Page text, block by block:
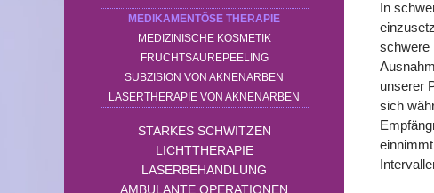
MEDIKAMENTÖSE THERAPIE
MEDIZINISCHE KOSMETIK
FRUCHTSÄUREPEELING
SUBZISION VON AKNENARBEN
LASERTHERAPIE VON AKNENARBEN
STARKES SCHWITZEN
LICHTTHERAPIE
LASERBEHANDLUNG
AMBULANTE OPERATIONEN
In
schwere
unserer
sich